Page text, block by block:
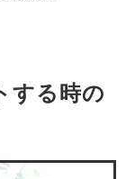
する時の